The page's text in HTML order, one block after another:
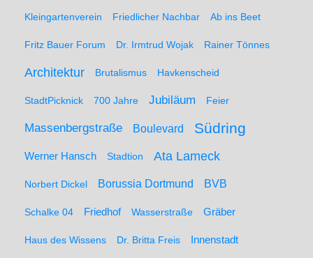
Kleingartenverein Friedlicher Nachbar Ab ins Beet
Fritz Bauer Forum Dr. Irmtrud Wojak Rainer Tönnes
Architektur Brutalismus Havkenscheid
StadtPicknick 700 Jahre Jubiläum Feier
Massenbergstraße Boulevard Südring
Werner Hansch Stadtion Ata Lameck
Norbert Dickel Borussia Dortmund BVB
Schalke 04 Friedhof Wasserstraße Gräber
Haus des Wissens Dr. Britta Freis Innenstadt